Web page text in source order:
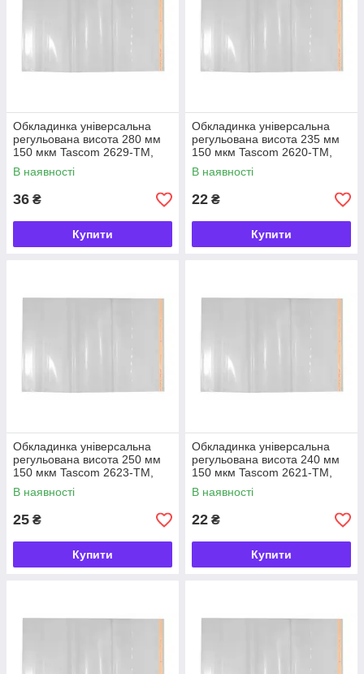
Обкладинка універсальна
регульована висота 280 мм
150 мкм Tascom 2629-TM,
863744
В наявності
36 ₴
Купити
Обкладинка універсальна
регульована висота 235 мм
150 мкм Tascom 2620-TM,
863652
В наявності
22 ₴
Купити
Обкладинка універсальна
регульована висота 250 мм
150 мкм Tascom 2623-TM,
863683
В наявності
25 ₴
Купити
Обкладинка універсальна
регульована висота 240 мм
150 мкм Tascom 2621-TM,
863669
В наявності
22 ₴
Купити